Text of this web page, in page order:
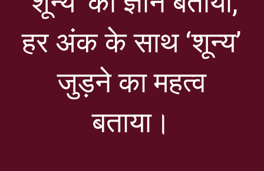
हर अंक के साथ ‘शून्य’
जुड़ने का महत्व
बताया।